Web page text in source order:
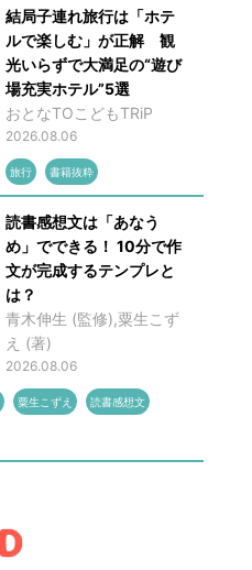
結局子連れ旅行は「ホテ
ルで楽しむ」が正解 観
光いらずで大満足の“遊び
場充実ホテル”5選
おとなTOこどもTRiP
2026.08.06
旅行 書籍抜粋
読書感想文は「あなう
め」でできる！ 10分で作
文が完成するテンプレと
は？
青木伸生 (監修),粟生こず
え (著)
2026.08.06
粟生こずえ 読書感想文